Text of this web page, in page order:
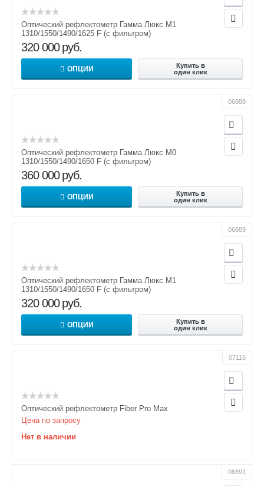
Оптический рефлектометр Гамма Люкс M1
1310/1550/1490/1625 F (с фильтром)
320 000 руб.
ОПЦИИ
Купить в
один клик
06888
Оптический рефлектометр Гамма Люкс M0
1310/1550/1490/1650 F (с фильтром)
360 000 руб.
ОПЦИИ
Купить в
один клик
06889
Оптический рефлектометр Гамма Люкс M1
1310/1550/1490/1650 F (с фильтром)
320 000 руб.
ОПЦИИ
Купить в
один клик
07116
Оптический рефлектометр Fiber Pro Max
Цена по запросу
Нет в наличии
06891